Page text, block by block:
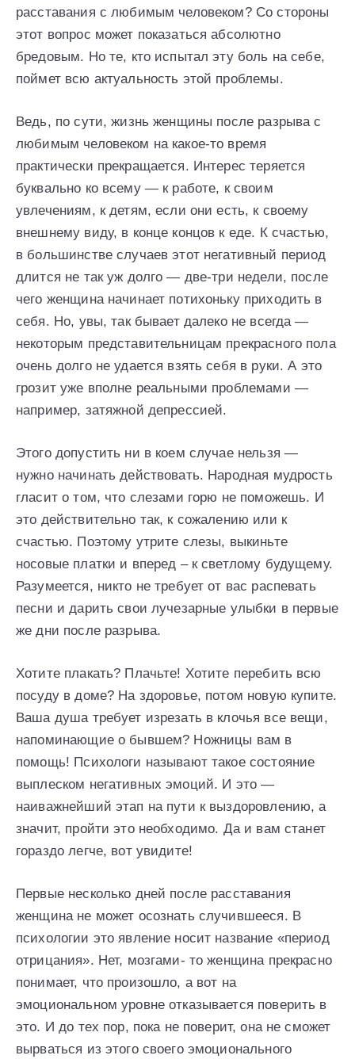
расставания с любимым человеком? Со стороны
этот вопрос может показаться абсолютно
бредовым. Но те, кто испытал эту боль на себе,
поймет всю актуальность этой проблемы.
Ведь, по сути, жизнь женщины после разрыва с
любимым человеком на какое-то время
практически прекращается. Интерес теряется
буквально ко всему — к работе, к своим
увлечениям, к детям, если они есть, к своему
внешнему виду, в конце концов к еде. К счастью,
в большинстве случаев этот негативный период
длится не так уж долго — две-три недели, после
чего женщина начинает потихоньку приходить в
себя. Но, увы, так бывает далеко не всегда —
некоторым представительницам прекрасного пола
очень долго не удается взять себя в руки. А это
грозит уже вполне реальными проблемами —
например, затяжной депрессией.
Этого допустить ни в коем случае нельзя —
нужно начинать действовать. Народная мудрость
гласит о том, что слезами горю не поможешь. И
это действительно так, к сожалению или к
счастью. Поэтому утрите слезы, выкиньте
носовые платки и вперед – к светлому будущему.
Разумеется, никто не требует от вас распевать
песни и дарить свои лучезарные улыбки в первые
же дни после разрыва.
Хотите плакать? Плачьте! Хотите перебить всю
посуду в доме? На здоровье, потом новую купите.
Ваша душа требует изрезать в клочья все вещи,
напоминающие о бывшем? Ножницы вам в
помощь! Психологи называют такое состояние
выплеском негативных эмоций. И это —
наиважнейший этап на пути к выздоровлению, а
значит, пройти это необходимо. Да и вам станет
гораздо легче, вот увидите!
Первые несколько дней после расставания
женщина не может осознать случившееся. В
психологии это явление носит название «период
отрицания». Нет, мозгами- то женщина прекрасно
понимает, что произошло, а вот на
эмоциональном уровне отказывается поверить в
это. И до тех пор, пока не поверит, она не сможет
вырваться из этого своего эмоционального